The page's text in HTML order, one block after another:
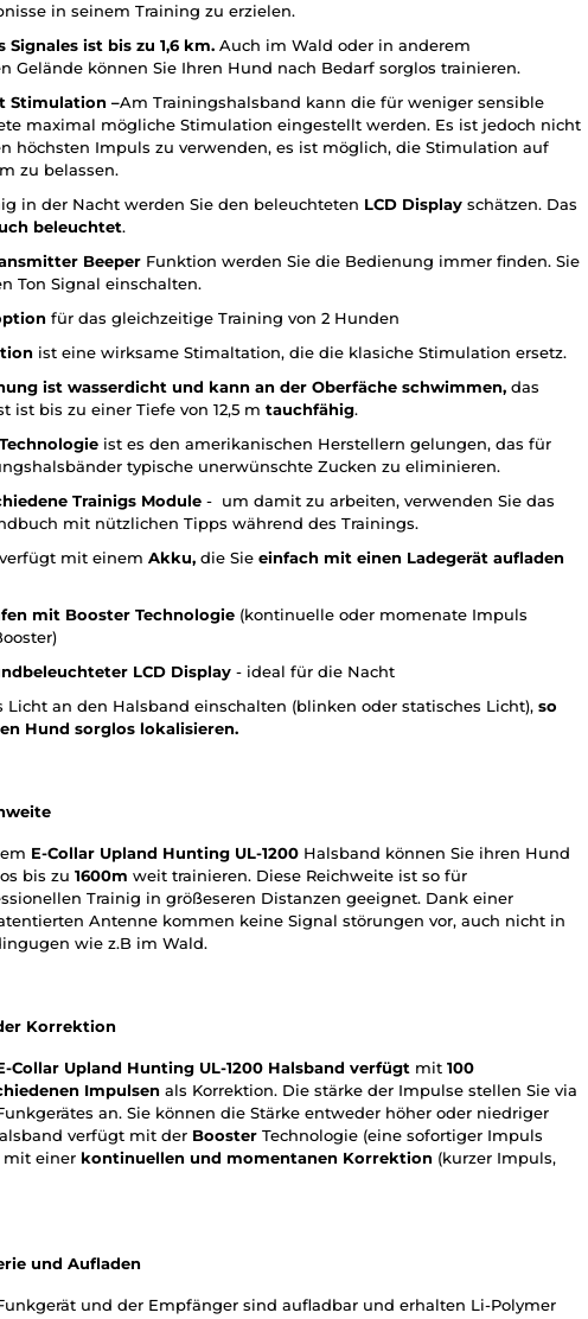
in seinem Training zu erzielen.
Signales ist bis zu 1,6 km. Auch im Wald oder in anderem
Gelände können Sie Ihren Hund nach Bedarf sorglos trainieren.
Stimulation –Am Trainingshalsband kann die für weniger sensible
maximal mögliche Stimulation eingestellt werden. Es ist jedoch nicht
höchsten Impuls zu verwenden, es ist möglich, die Stimulation auf
zu belassen.
in der Nacht werden Sie den beleuchteten LCD Display schätzen. Das
beleuchtet.
Beeper Funktion werden Sie die Bedienung immer finden. Sie
Ton Signal einschalten.
für das gleichzeitige Training von 2 Hunden
ist eine wirksame Stimaltation, die die klasiche Stimulation ersetz.
ist wasserdicht und kann an der Oberfäche schwimmen, das
ist bis zu einer Tiefe von 12,5 m tauchfähig.
ist es den amerikanischen Herstellern gelungen, das für
typische unerwünschte Zucken zu eliminieren.
Trainigs Module - um damit zu arbeiten, verwenden Sie das
mit nützlichen Tipps während des Trainings.
mit einem Akku, die Sie einfach mit einen Ladegerät aufladen
mit Booster Technologie (kontinuelle oder momenate Impuls
LCD Display - ideal für die Nacht
Licht an den Halsband einschalten (blinken oder statisches Licht), so
Hund sorglos lokalisieren.
E-Collar Upland Hunting UL-1200 Halsband können Sie ihren Hund
bis zu 1600m weit trainieren. Diese Reichweite ist so für
Trainig in größeseren Distanzen geeignet. Dank einer
Antenne kommen keine Signal störungen vor, auch nicht in
wie z.B im Wald.
Korrektion
Collar Upland Hunting UL-1200 Halsband verfügt mit 100
Impulsen als Korrektion. Die stärke der Impulse stellen Sie via
an. Sie können die Stärke entweder höher oder niedriger
verfügt mit der Booster Technologie (eine sofortiger Impuls
mit einer kontinuellen und momentanen Korrektion (kurzer Impuls,
und Aufladen
und der Empfänger sind aufladbar und erhalten Li-Polymer